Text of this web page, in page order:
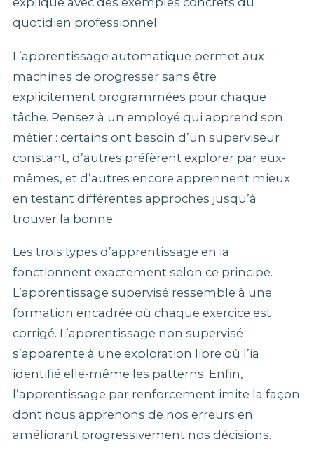
quotidien professionnel.
L’apprentissage automatique permet aux
machines de progresser sans être
explicitement programmées pour chaque
tâche. Pensez à un employé qui apprend son
métier : certains ont besoin d’un superviseur
constant, d’autres préfèrent explorer par eux-
mêmes, et d’autres encore apprennent mieux
en testant différentes approches jusqu’à
trouver la bonne.
Les trois types d’apprentissage en ia
fonctionnent exactement selon ce principe.
L’apprentissage supervisé ressemble à une
formation encadrée où chaque exercice est
corrigé. L’apprentissage non supervisé
s’apparente à une exploration libre où l’ia
identifié elle-même les patterns. Enfin,
l’apprentissage par renforcement imite la façon
dont nous apprenons de nos erreurs en
améliorant progressivement nos décisions.